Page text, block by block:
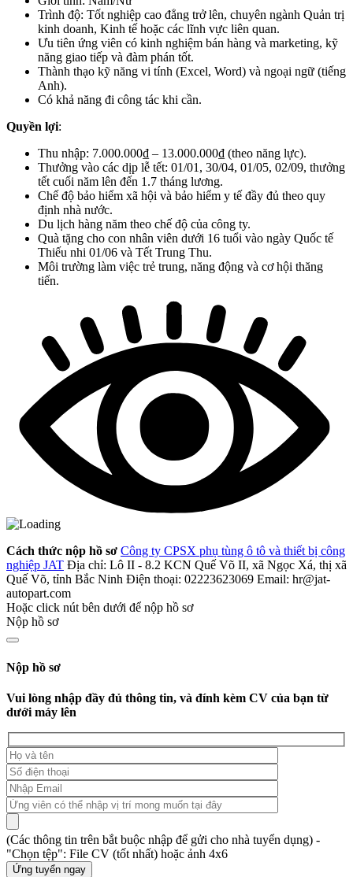
Trình độ: Tốt nghiệp cao đẳng trở lên, chuyên ngành Quản trị
kinh doanh, Kinh tế hoặc các lĩnh vực liên quan.
Ưu tiên ứng viên có kinh nghiệm bán hàng và marketing, kỹ
năng giao tiếp và đàm phán tốt.
Thành thạo kỹ năng vi tính (Excel, Word) và ngoại ngữ (tiếng
Anh).
Có khả năng đi công tác khi cần.
Quyền lợi:
Thu nhập: 7.000.000₫ – 13.000.000₫ (theo năng lực).
Thưởng vào các dịp lễ tết: 01/01, 30/04, 01/05, 02/09, thưởng
tết cuối năm lên đến 1.7 tháng lương.
Chế độ bảo hiểm xã hội và bảo hiểm y tế đầy đủ theo quy
định nhà nước.
Du lịch hàng năm theo chế độ của công ty.
Quà tặng cho con nhân viên dưới 16 tuổi vào ngày Quốc tế
Thiếu nhi 01/06 và Tết Trung Thu.
Môi trường làm việc trẻ trung, năng động và cơ hội thăng
tiến.
Cách thức nộp hồ sơ Công ty CPSX phụ tùng ô tô và thiết bị công
nghiệp JAT Địa chỉ: Lô II - 8.2 KCN Quế Võ II, xã Ngọc Xá, thị xã
Quế Võ, tỉnh Bắc Ninh Điện thoại: 02223623069 Email: hr@jat-
autopart.com
Hoặc click nút bên dưới để nộp hồ sơ
Nộp hồ sơ
Nộp hồ sơ
Vui lòng nhập đầy đủ thông tin, và đính kèm CV của bạn từ
dưới máy lên
(Các thông tin trên bắt buộc nhập để gửi cho nhà tuyển dụng) -
"Chọn tệp": File CV (tốt nhất) hoặc ảnh 4x6